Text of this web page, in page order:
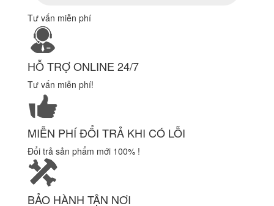
Tư vấn miễn phí
HỖ TRỢ ONLINE 24/7
Tư vấn miễn phí!
MIỄN PHÍ ĐỔI TRẢ KHI CÓ LỖI
Đổi trả sản phẩm mới 100% !
BẢO HÀNH TẬN NƠI